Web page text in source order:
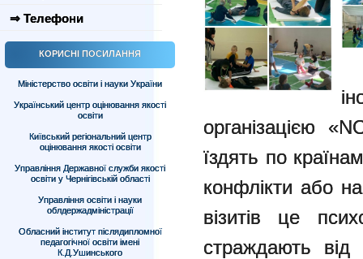
⇒ Телефони
КОРИСНІ ПОСИЛАННЯ
Міністерство освіти і науки України
Український центр оцінювання якості
освіти
Київський регіональний центр
оцінювання якості освіти
Управління Державної служби якості
освіти у Чернігівській області
Управління освіти і науки
облдержадміністрації
Обласний інститут післядипломної
педагогічної освіти імені
К.Д.Ушинського
організацією
їздять по
конфлікти або
візитів це
страждають від